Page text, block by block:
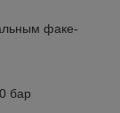
факе-
бар